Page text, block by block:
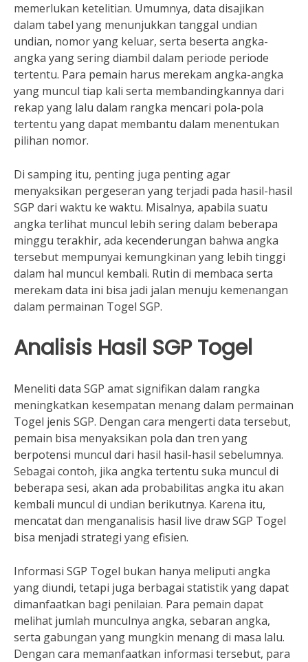
memerlukan ketelitian. Umumnya, data disajikan
dalam tabel yang menunjukkan tanggal undian
undian, nomor yang keluar, serta beserta angka-
angka yang sering diambil dalam periode periode
tertentu. Para pemain harus merekam angka-angka
yang muncul tiap kali serta membandingkannya dari
rekap yang lalu dalam rangka mencari pola-pola
tertentu yang dapat membantu dalam menentukan
pilihan nomor.
Di samping itu, penting juga penting agar
menyaksikan pergeseran yang terjadi pada hasil-hasil
SGP dari waktu ke waktu. Misalnya, apabila suatu
angka terlihat muncul lebih sering dalam beberapa
minggu terakhir, ada kecenderungan bahwa angka
tersebut mempunyai kemungkinan yang lebih tinggi
dalam hal muncul kembali. Rutin di membaca serta
merekam data ini bisa jadi jalan menuju kemenangan
dalam permainan Togel SGP.
Analisis Hasil SGP Togel
Meneliti data SGP amat signifikan dalam rangka
meningkatkan kesempatan menang dalam permainan
Togel jenis SGP. Dengan cara mengerti data tersebut,
pemain bisa menyaksikan pola dan tren yang
berpotensi muncul dari hasil hasil-hasil sebelumnya.
Sebagai contoh, jika angka tertentu suka muncul di
beberapa sesi, akan ada probabilitas angka itu akan
kembali muncul di undian berikutnya. Karena itu,
mencatat dan menganalisis hasil live draw SGP Togel
bisa menjadi strategi yang efisien.
Informasi SGP Togel bukan hanya meliputi angka
yang diundi, tetapi juga berbagai statistik yang dapat
dimanfaatkan bagi penilaian. Para pemain dapat
melihat jumlah munculnya angka, sebaran angka,
serta gabungan yang mungkin menang di masa lalu.
Dengan cara memanfaatkan informasi tersebut, para